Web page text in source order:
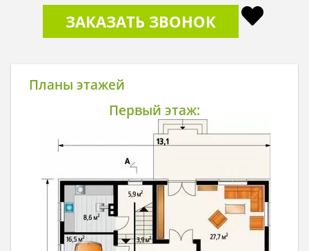
ЗАКАЗАТЬ ЗВОНОК
Планы этажей
Первый этаж: